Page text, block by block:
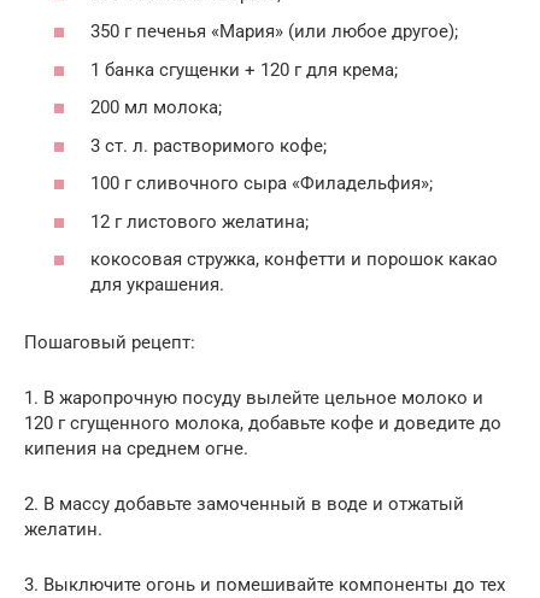
350 г печенья «Мария» (или любое другое);
1 банка сгущенки + 120 г для крема;
200 мл молока;
3 ст. л. растворимого кофе;
100 г сливочного сыра «Филадельфия»;
12 г листового желатина;
кокосовая стружка, конфетти и порошок какао
для украшения.
Пошаговый рецепт:
1. В жаропрочную посуду вылейте цельное молоко и
120 г сгущенного молока, добавьте кофе и доведите до
кипения на среднем огне.
2. В массу добавьте замоченный в воде и отжатый
желатин.
3. Выключите огонь и помешивайте компоненты до тех